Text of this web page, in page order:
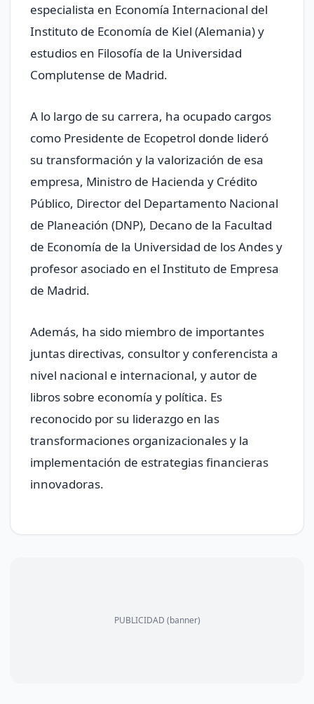
especialista en Economía Internacional del
Instituto de Economía de Kiel (Alemania) y
estudios en Filosofía de la Universidad
Complutense de Madrid.
A lo largo de su carrera, ha ocupado cargos
como Presidente de Ecopetrol donde lideró
su transformación y la valorización de esa
empresa, Ministro de Hacienda y Crédito
Público, Director del Departamento Nacional
de Planeación (DNP), Decano de la Facultad
de Economía de la Universidad de los Andes y
profesor asociado en el Instituto de Empresa
de Madrid.
Además, ha sido miembro de importantes
juntas directivas, consultor y conferencista a
nivel nacional e internacional, y autor de
libros sobre economía y política. Es
reconocido por su liderazgo en las
transformaciones organizacionales y la
implementación de estrategias financieras
innovadoras.
PUBLICIDAD (banner)